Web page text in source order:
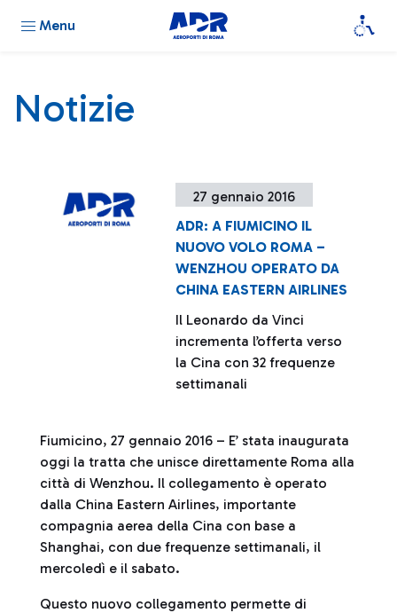
Menu
Notizie
27 gennaio 2016
ADR: A FIUMICINO IL
NUOVO VOLO ROMA –
WENZHOU OPERATO DA
CHINA EASTERN AIRLINES
Il Leonardo da Vinci
incrementa l’offerta verso
la Cina con 32 frequenze
settimanali
Fiumicino, 27 gennaio 2016 – E’ stata inaugurata
oggi la tratta che unisce direttamente Roma alla
città di Wenzhou. Il collegamento è operato
dalla China Eastern Airlines, importante
compagnia aerea della Cina con base a
Shanghai, con due frequenze settimanali, il
mercoledì e il sabato.
Questo nuovo collegamento permette di